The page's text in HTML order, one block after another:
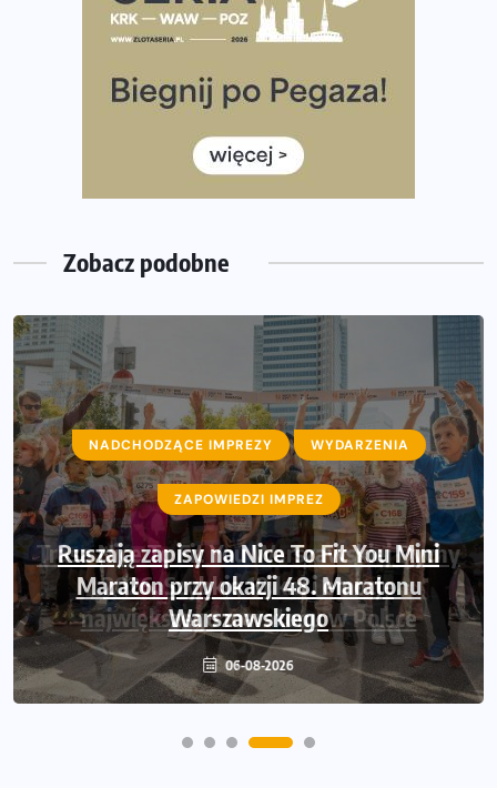
Co ma dużo białka? Produkty, które warto włączyć do
Rozbiegany Olsztyn szykuje się na weekend z
Już w tę sobotę 35. Bieg Powstania Warszawskiego.
Wystartuje rekordowa liczba uczestników
Zobacz podobne
NADCHODZĄCE IMPREZY WYDARZENIA
ZAPOWIEDZI IMPREZ
Ruszają zapisy na Nice To Fit You Mini
Maraton przy okazji 48. Maratonu
Warszawskiego
06-08-2026